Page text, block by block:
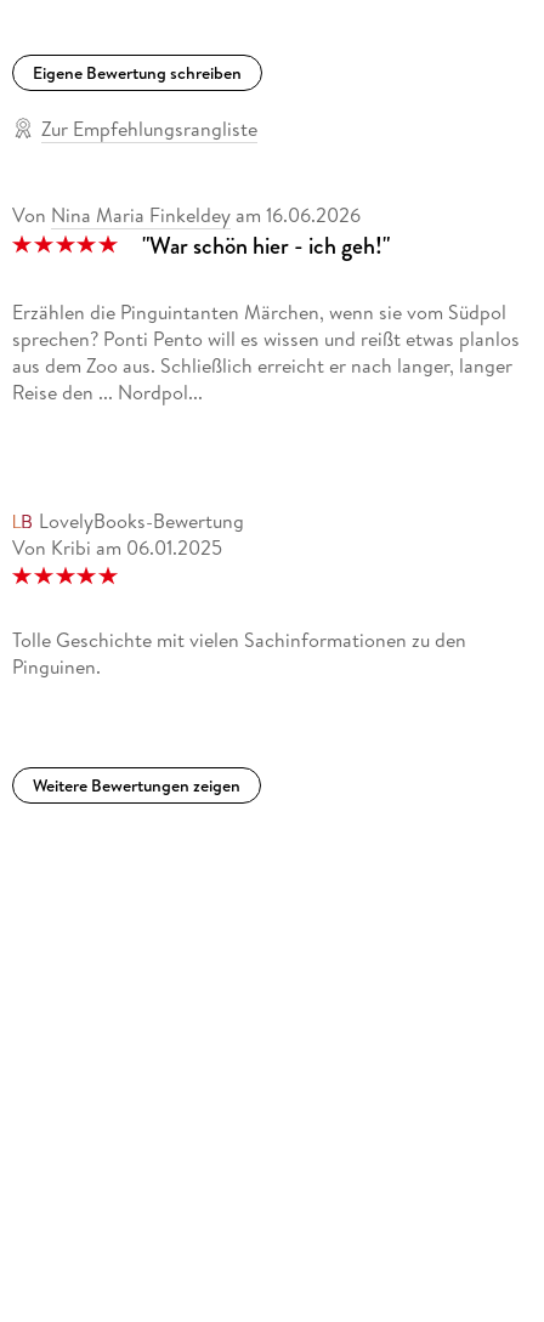
Eigene Bewertung schreiben
Zur Empfehlungsrangliste
Von Nina Maria Finkeldey am 16.06.2026
"War schön hier - ich geh!"
Erzählen die Pinguintanten Märchen, wenn sie vom Südpol
sprechen? Ponti Pento will es wissen und reißt etwas planlos
aus dem Zoo aus. Schließlich erreicht er nach langer, langer
Reise den ... Nordpol...
begrüßt. Pinguin gut - alles gut!
LovelyBooks-Bewertung
Von Kribi am 06.01.2025
Tolle Geschichte mit vielen Sachinformationen zu den
Pinguinen.
Weitere Bewertungen zeigen